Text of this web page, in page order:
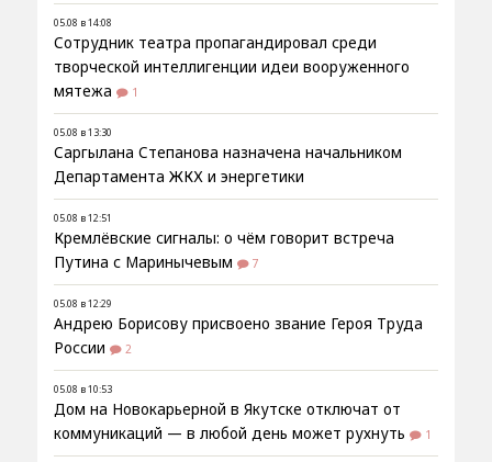
05.08 в 14:08
Сотрудник театра пропагандировал среди
творческой интеллигенции идеи вооруженного
мятежа
1
05.08 в 13:30
Саргылана Степанова назначена начальником
Департамента ЖКХ и энергетики
05.08 в 12:51
Кремлёвские сигналы: о чём говорит встреча
Путина с Маринычевым
7
05.08 в 12:29
Андрею Борисову присвоено звание Героя Труда
России
2
05.08 в 10:53
Дом на Новокарьерной в Якутске отключат от
коммуникаций — в любой день может рухнуть
1